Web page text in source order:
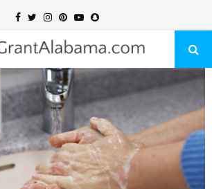
Facebook
TwitterInstagram
PinterestYoutubeSnapchat